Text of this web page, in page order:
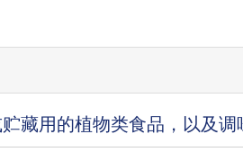
藏用的植物类食品，以及调